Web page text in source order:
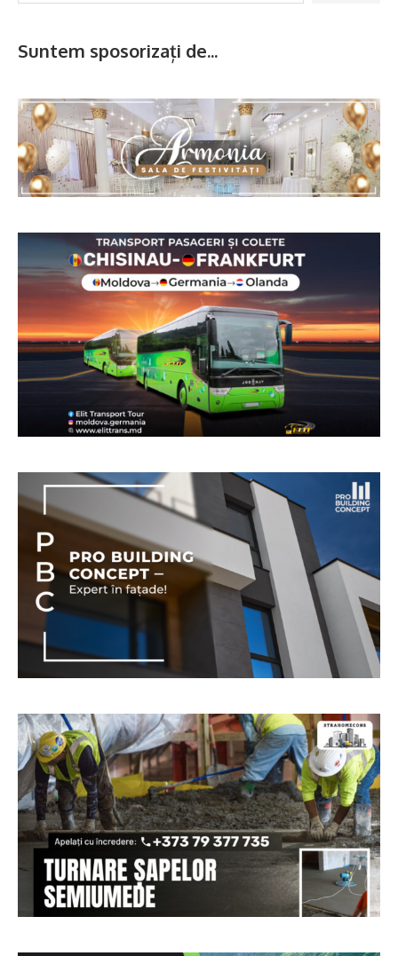
Suntem sposorizați de...